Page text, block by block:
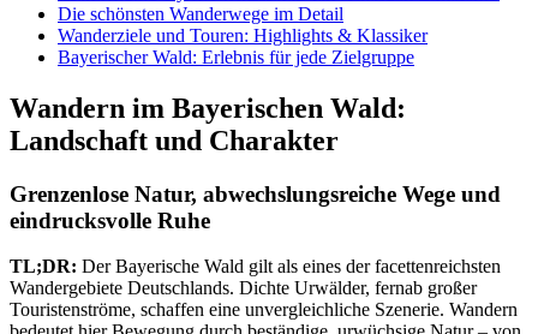
Die schönsten Wanderwege im Detail
Wanderziele und Touren: Highlights & Klassiker
Bayerischer Wald: Erlebnis für jede Zielgruppe
Wandern im Bayerischen Wald:
Landschaft und Charakter
Grenzenlose Natur, abwechslungsreiche Wege und
eindrucksvolle Ruhe
TL;DR: Der Bayerische Wald gilt als eines der facettenreichsten
Wandergebiete Deutschlands. Dichte Urwälder, fernab großer
Touristenströme, schaffen eine unvergleichliche Szenerie. Wandern